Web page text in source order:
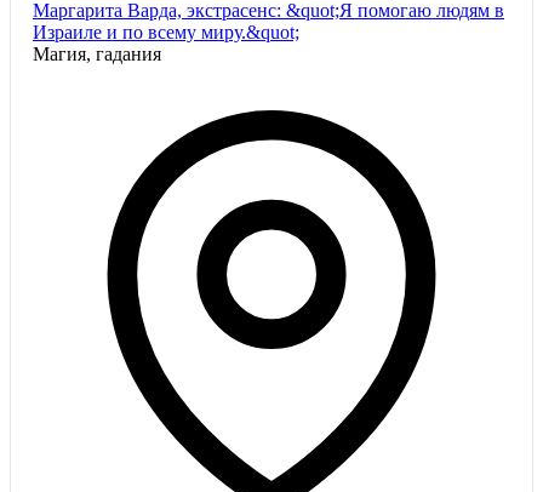
Маргарита Варда, экстрасенс: &quot;Я помогаю людям в
Израиле и по всему миру.&quot;
Магия, гадания